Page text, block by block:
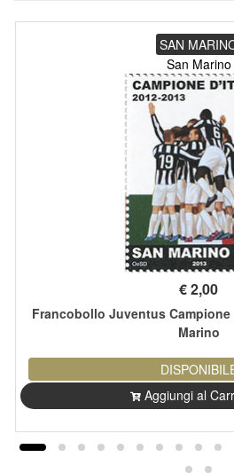
SAN
San Marino
€2,00
Francobollo Juventus Campione
Marino
Aggiungi al